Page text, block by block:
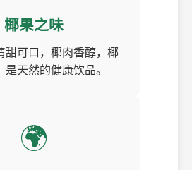
椰果之味
甜可口，椰肉香醇，椰
天然的健康饮品。
🌍